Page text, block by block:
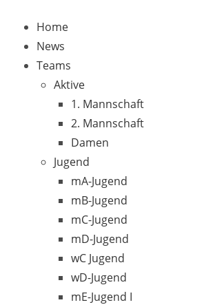
Home
News
Teams
Aktive
1. Mannschaft
2. Mannschaft
Damen
Jugend
mA-Jugend
mB-Jugend
mC-Jugend
mD-Jugend
wC Jugend
wD-Jugend
mE-Jugend I